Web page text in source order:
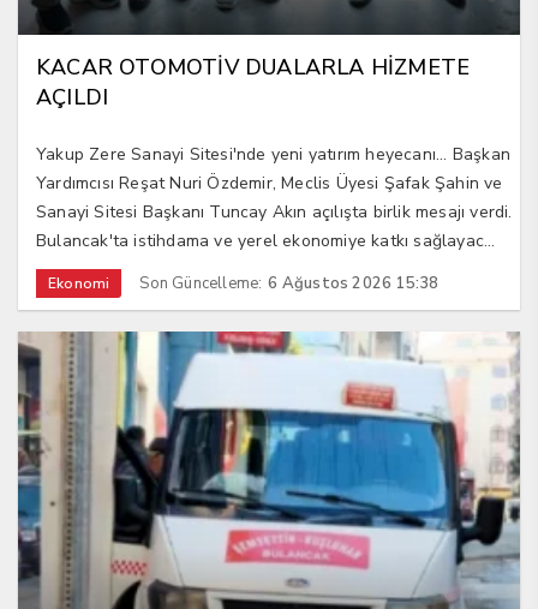
KACAR OTOMOTİV DUALARLA HİZMETE
AÇILDI
Yakup Zere Sanayi Sitesi'nde yeni yatırım heyecanı... Başkan
Yardımcısı Reşat Nuri Özdemir, Meclis Üyesi Şafak Şahin ve
Sanayi Sitesi Başkanı Tuncay Akın açılışta birlik mesajı verdi.
Bulancak'ta istihdama ve yerel ekonomiye katkı sağlayac...
Ekonomi Son Güncelleme: 6 Ağustos 2026 15:38